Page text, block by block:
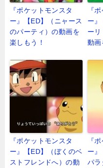
『ポケットモンスタ
ー』【ED】（ニャース
のパーティ）の動画を
楽しもう！
『
ー
ー
動画
『ポケットモンスタ
ー』【ED】（ぼくのベ
ストフレンドへ）の動
『
ー
パラ